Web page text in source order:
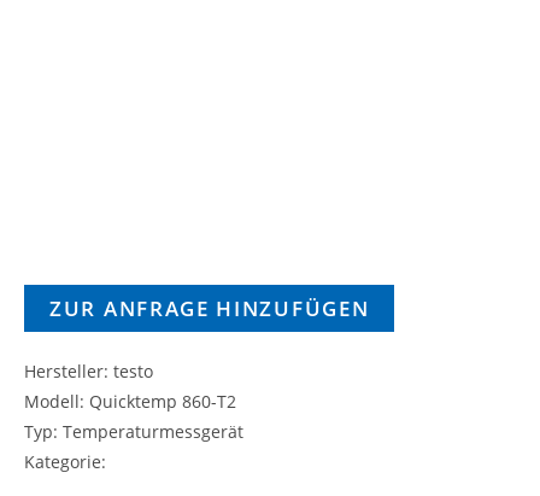
ZUR ANFRAGE HINZUFÜGEN
Hersteller: testo
Modell: Quicktemp 860-T2
Typ: Temperaturmessgerät
Kategorie: